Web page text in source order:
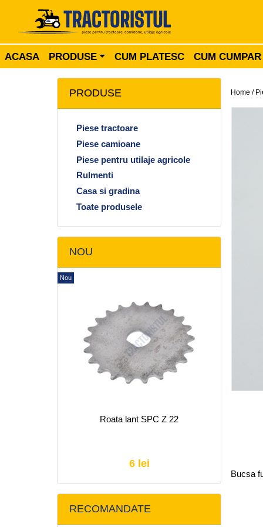
ACASA PRODUSE CUM PLATESC CUM CUMPAR
PRODUSE
Piese tractoare
Piese camioane
Piese pentru utilaje agricole
Rulmenti
Casa si gradina
Toate produsele
NOU
Nou
Roata lant SPC Z 22
6 lei
RECOMANDATE
Home /
Bucsa